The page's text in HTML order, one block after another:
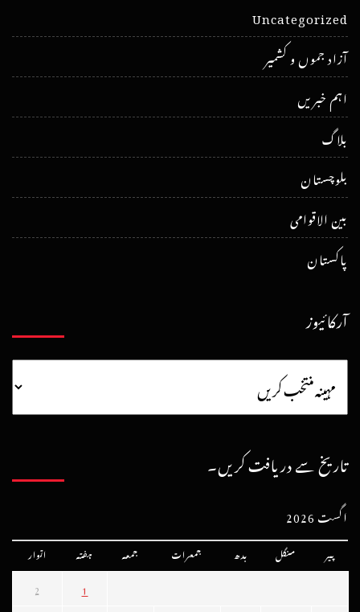
Uncategorized
آزاد جموں و کشمیر
اہم خبریں
بلاگ
بلوچستان
بین الاقوامی
پاکستان
آرکائیوز
تاریخ سے دریافت کریں۔
اگست 2026
پیر منگل بدھ جمعرات جمعہ ہفتہ اتوار
1
2